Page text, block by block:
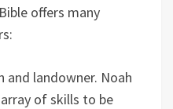
offers many
and landowner. Noah
of skills to be